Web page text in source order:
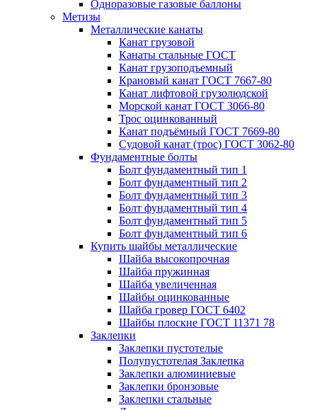
Одноразовые газовые баллоны
Метизы
Металлические канаты
Канат грузовой
Канаты стальные ГОСТ
Канат грузоподъемный
Крановый канат ГОСТ 7667-80
Канат лифтовой грузолюдской
Морской канат ГОСТ 3066-80
Трос оцинкованный
Канат подъёмный ГОСТ 7669-80
Судовой канат (трос) ГОСТ 3062-80
Фундаментные болты
Болт фундаментный тип 1
Болт фундаментный тип 2
Болт фундаментный тип 3
Болт фундаментный тип 4
Болт фундаментный тип 5
Болт фундаментный тип 6
Купить шайбы металлические
Шайба высокопрочная
Шайба пружинная
Шайба увеличенная
Шайбы оцинкованные
Шайба гровер ГОСТ 6402
Шайбы плоские ГОСТ 11371 78
Заклепки
Заклепки пустотелые
Полупустотелая Заклепка
Заклепки алюминиевые
Заклепки бронзовые
Заклепки стальные